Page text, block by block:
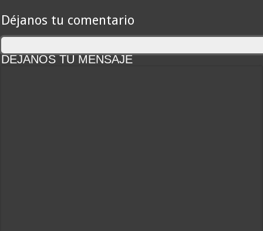
Déjanos tu comentario
DEJANOS TU MENSAJE